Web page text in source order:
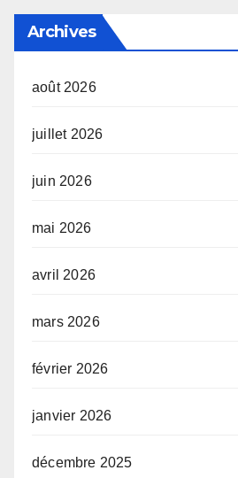
Archives
août 2026
juillet 2026
juin 2026
mai 2026
avril 2026
mars 2026
février 2026
janvier 2026
décembre 2025